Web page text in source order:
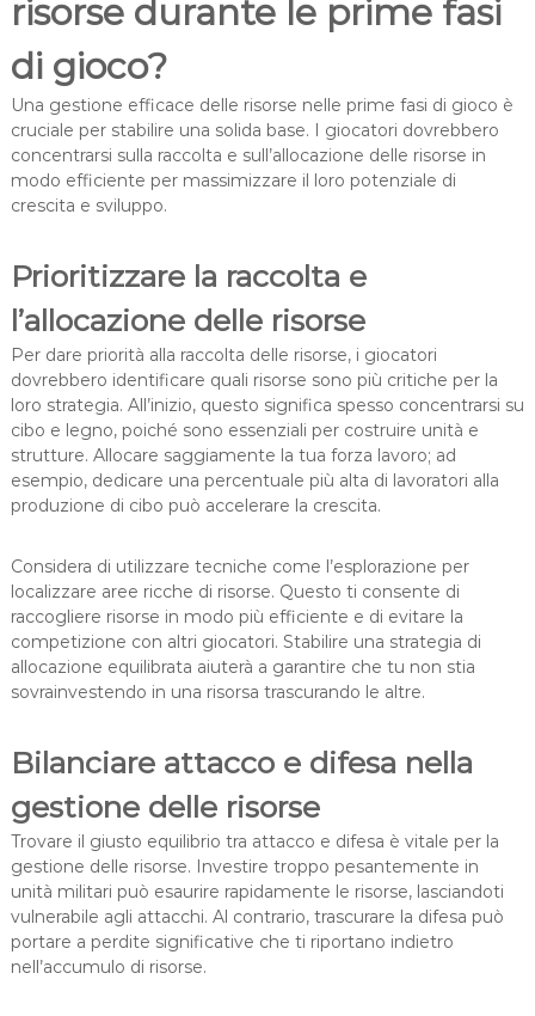
risorse durante le prime fasi
di gioco?
Una gestione efficace delle risorse nelle prime fasi di gioco è
cruciale per stabilire una solida base. I giocatori dovrebbero
concentrarsi sulla raccolta e sull’allocazione delle risorse in
modo efficiente per massimizzare il loro potenziale di
crescita e sviluppo.
Prioritizzare la raccolta e
l’allocazione delle risorse
Per dare priorità alla raccolta delle risorse, i giocatori
dovrebbero identificare quali risorse sono più critiche per la
loro strategia. All’inizio, questo significa spesso concentrarsi su
cibo e legno, poiché sono essenziali per costruire unità e
strutture. Allocare saggiamente la tua forza lavoro; ad
esempio, dedicare una percentuale più alta di lavoratori alla
produzione di cibo può accelerare la crescita.
Considera di utilizzare tecniche come l’esplorazione per
localizzare aree ricche di risorse. Questo ti consente di
raccogliere risorse in modo più efficiente e di evitare la
competizione con altri giocatori. Stabilire una strategia di
allocazione equilibrata aiuterà a garantire che tu non stia
sovrainvestendo in una risorsa trascurando le altre.
Bilanciare attacco e difesa nella
gestione delle risorse
Trovare il giusto equilibrio tra attacco e difesa è vitale per la
gestione delle risorse. Investire troppo pesantemente in
unità militari può esaurire rapidamente le risorse, lasciandoti
vulnerabile agli attacchi. Al contrario, trascurare la difesa può
portare a perdite significative che ti riportano indietro
nell’accumulo di risorse.